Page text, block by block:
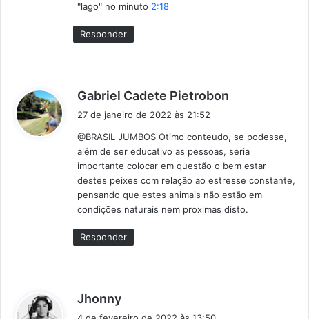
"lago" no minuto 2:18
Responder
Gabriel Cadete Pietrobon
s
e
:
27 de janeiro de 2022 às 21:52
@BRASIL JUMBOS Otimo conteudo, se podesse,
além de ser educativo as pessoas, seria
importante colocar em questão o bem estar
destes peixes com relação ao estresse constante,
pensando que estes animais não estão em
condições naturais nem proximas disto.
Responder
Jhonny